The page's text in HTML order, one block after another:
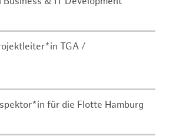
TGA /
für die Flotte Hamburg